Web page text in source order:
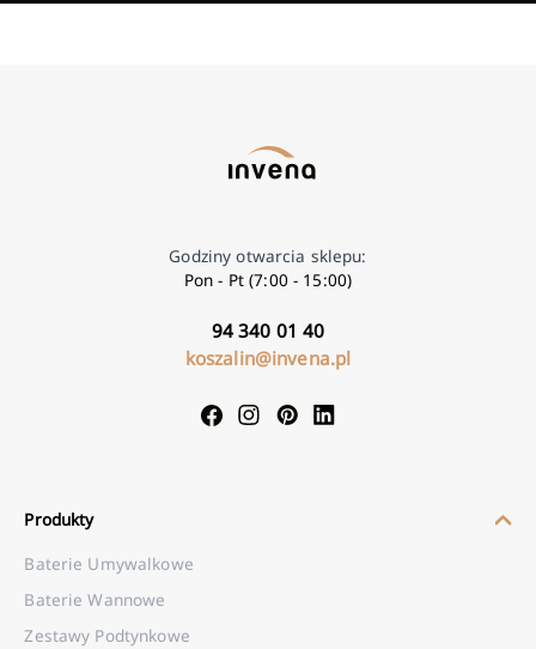
Godziny otwarcia sklepu:
Pon - Pt (7:00 - 15:00)
94 340 01 40
koszalin@invena.pl
Produkty
Baterie Umywalkowe
Baterie Wannowe
Zestawy Podtynkowe